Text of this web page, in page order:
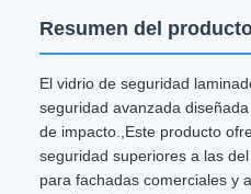
Resumen del
El vidrio de seguridad
seguridad avanzada
de impacto.,Este producto
seguridad superiores a las
para fachadas comerciales y